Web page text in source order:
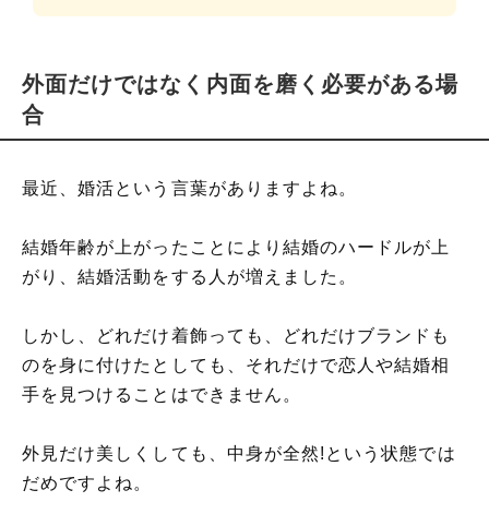
外面だけではなく内面を磨く必要がある場
合
最近、婚活という言葉がありますよね。
結婚年齢が上がったことにより結婚のハードルが上
がり、結婚活動をする人が増えました。
しかし、どれだけ着飾っても、どれだけブランドも
のを身に付けたとしても、それだけで恋人や結婚相
手を見つけることはできません。
外見だけ美しくしても、中身が全然!という状態では
だめですよね。